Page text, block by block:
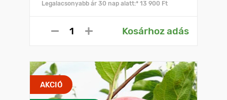
Legalacsonyabb ár 30 nap alatt:* 13 900 Ft
Kosárhoz adás
AKCIÓ